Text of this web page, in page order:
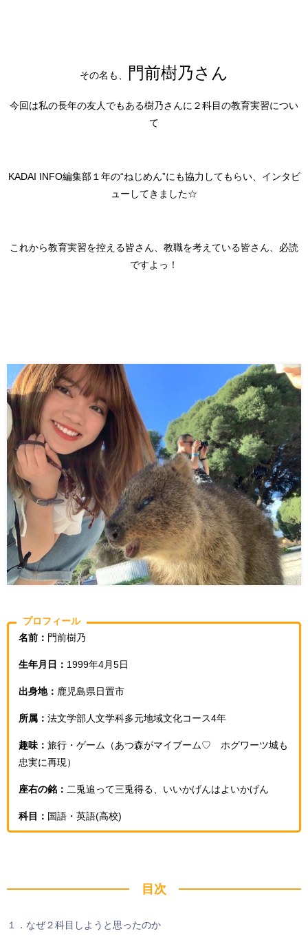
その名も、 門前樹乃さん
今回は私の長年の友人でもある樹乃さんに２科目の教育実習につい
て
KADAI INFO編集部１年の“ねじめん”にも協力してもらい、インタビ
ューしてきました☆
これから教育実習を控える皆さん、教職を考えている皆さん、必読
ですよっ！
プロフィール
名前： 門前樹乃
生年月日： 1999年4月5日
出身地： 鹿児島県日置市
所属： 法文学部人文学科多元地域文化コース4年
趣味： 旅行・ゲーム（あつ森がマイブーム♡ ホグワーツ城も
忠実に再現）
座右の銘： 二兎追って三兎得る、いいかげんはよいかげん
科目： 国語・英語(高校)
目次
１．なぜ２科目しようと思ったのか